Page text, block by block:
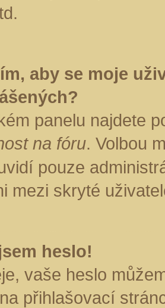
aby se moje
panelu najdete
na fóru. Volbou
pouze
mezi skryté
heslo!
vaše heslo
přihlašovací